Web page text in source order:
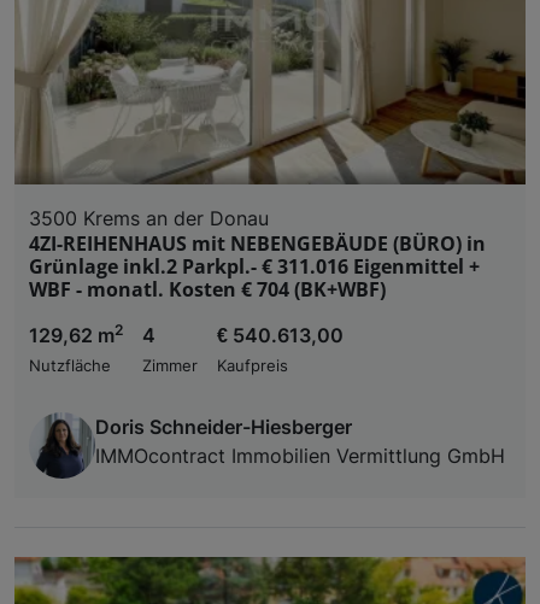
3500 Krems an der Donau
4ZI-REIHENHAUS mit NEBENGEBÄUDE (BÜRO) in
Grünlage inkl.2 Parkpl.- € 311.016 Eigenmittel +
WBF - monatl. Kosten € 704 (BK+WBF)
129,62 m2
Nutzfläche
4
Zimmer
€ 540.613,00
Kaufpreis
Doris Schneider-Hiesberger
IMMOcontract Immobilien Vermittlung GmbH